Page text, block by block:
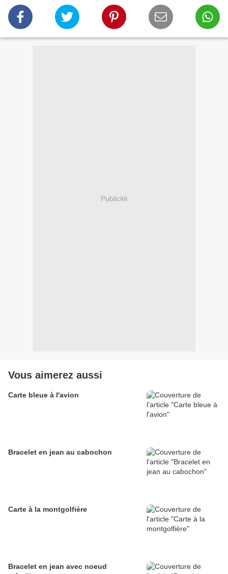
Publicité
Vous aimerez aussi
Carte bleue à l'avion
Bracelet en jean au cabochon
Carte à la montgolfière
Bracelet en jean avec noeud